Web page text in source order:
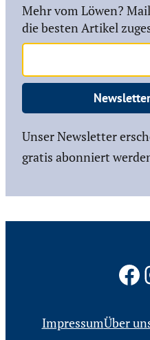
Mehr vom Löwen?
die besten Artikel
Unser Newsletter
gratis abonniert
ImpressumÜber